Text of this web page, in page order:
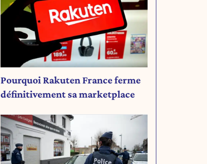
Pourquoi Rakuten France ferme
définitivement sa marketplace